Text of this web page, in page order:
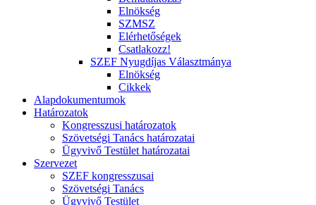
Elnökség
SZMSZ
Elérhetőségek
Csatlakozz!
SZEF Nyugdíjas Választmánya
Elnökség
Cikkek
Alapdokumentumok
Határozatok
Kongresszusi határozatok
Szövetségi Tanács határozatai
Ügyvivő Testület határozatai
Szervezet
SZEF kongresszusai
Szövetségi Tanács
Ügyvivő Testület